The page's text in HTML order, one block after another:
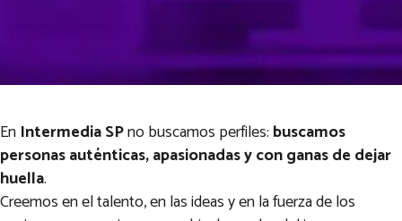
En Intermedia SPno buscamos perfiles: buscamos
personas auténticas, apasionadas y con ganas de dejar
huella.
Creemos en el talento, en las ideas y en la fuerza de los